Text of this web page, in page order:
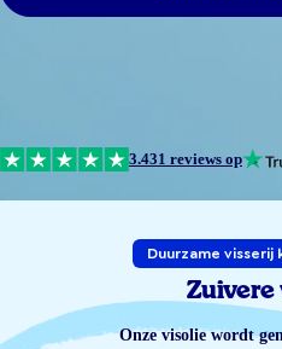
3.431 reviews op
Duurzame visserij
Zuivere
Onze visolie wordt